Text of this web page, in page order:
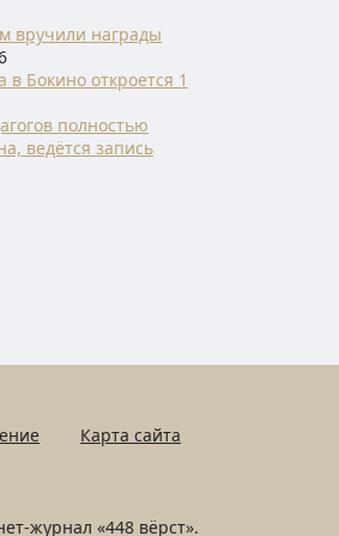
вручили награды
в Бокино откроется 1
полностью
ведётся запись
Карта сайта
журнал «448 вёрст».